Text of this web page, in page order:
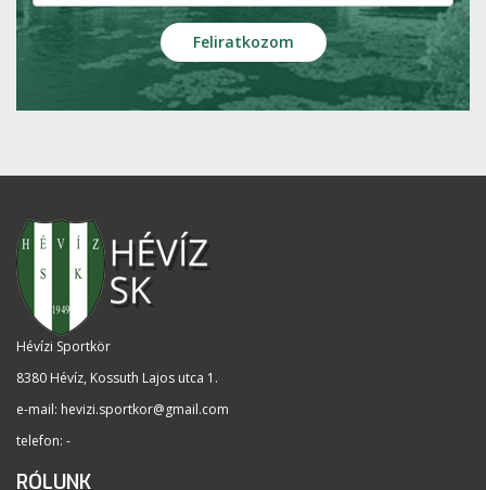
Hévízi Sportkör
8380 Hévíz, Kossuth Lajos utca 1 .
e-mail: hevizi.sportkor@gmail.com
telefon: -
RÓLUNK